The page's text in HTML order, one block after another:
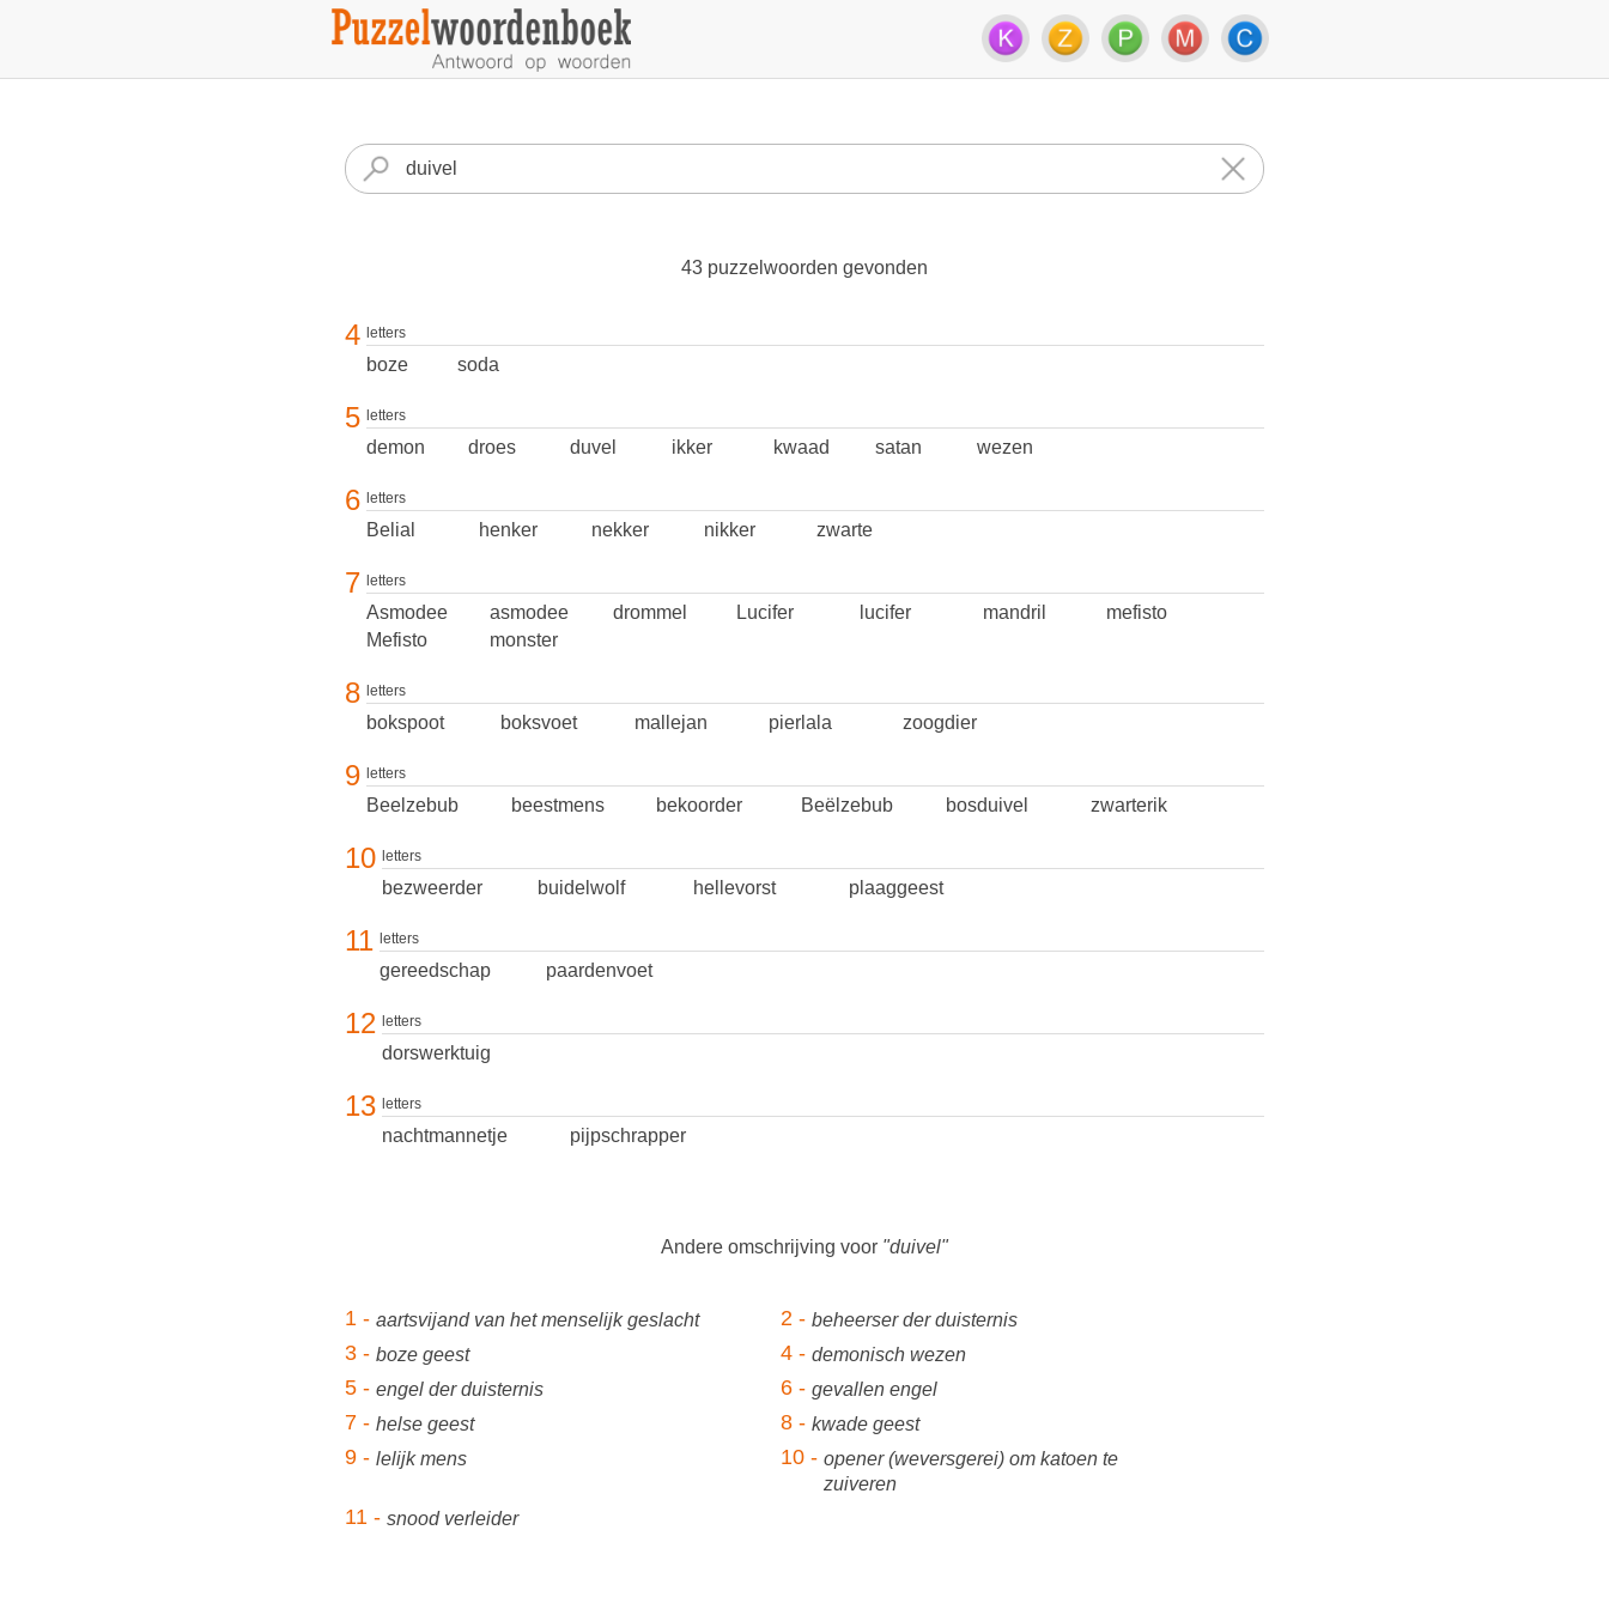
43 puzzelwoorden gevonden
4 letters
boze soda
5 letters
demon droes duvel ikker kwaad satan wezen
6 letters
Belial henker nekker nikker zwarte
7 letters
Asmodee asmodee drommel Lucifer lucifer mandril
mefisto
Mefisto
monster
8 letters
bokspoot boksvoet mallejan pierlala zoogdier
9 letters
Beelzebub beestmens bekoorder Beëlzebub bosduivel zwarterik
10 letters
bezweerder buidelwolf hellevorst plaaggeest
11 letters
gereedschap paardenvoet
12 letters
dorswerktuig
13 letters
nachtmannetje pijpschrapper
Andere omschrijving voor "duivel"
1 - aartsvijand van het menselijk geslacht 2 - beheerser der duisternis
3 - boze geest 4 - demonisch wezen
5 - engel der duisternis 6 - gevallen engel
7 - helse geest 8 - kwade geest
9 - lelijk mens 10 - opener (weversgerei) om katoen te
zuiveren
11 - snood verleider